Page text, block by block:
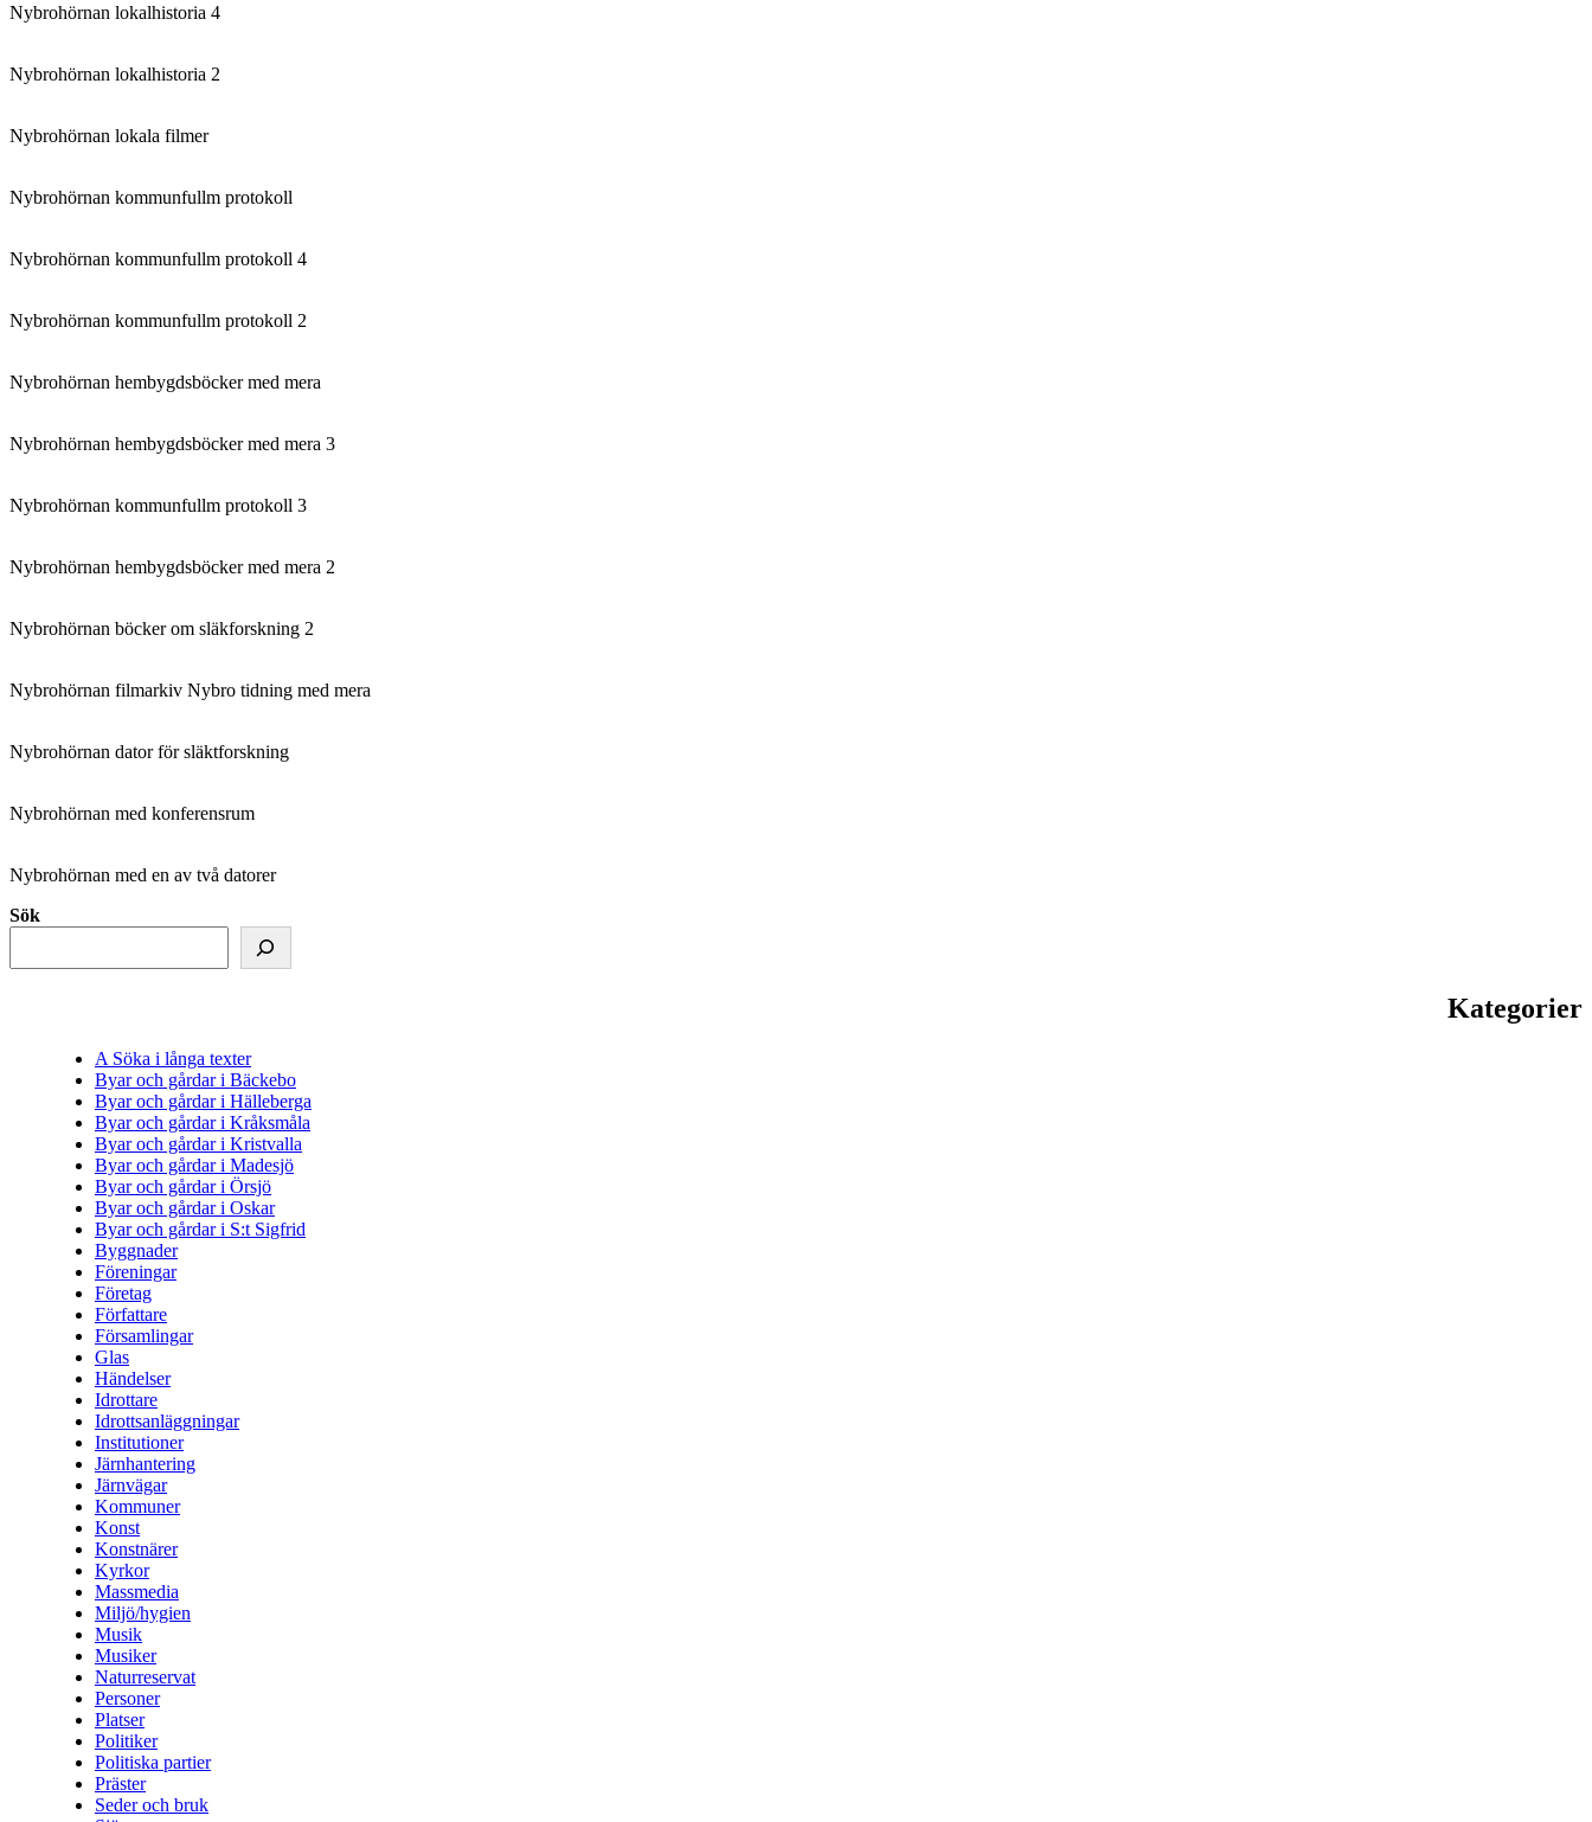
Nybrohörnan lokalhistoria 4
Nybrohörnan lokalhistoria 2
Nybrohörnan lokala filmer
Nybrohörnan kommunfullm protokoll
Nybrohörnan kommunfullm protokoll 4
Nybrohörnan kommunfullm protokoll 2
Nybrohörnan hembygdsböcker med mera
Nybrohörnan hembygdsböcker med mera 3
Nybrohörnan kommunfullm protokoll 3
Nybrohörnan hembygdsböcker med mera 2
Nybrohörnan böcker om släkforskning 2
Nybrohörnan filmarkiv Nybro tidning med mera
Nybrohörnan dator för släktforskning
Nybrohörnan med konferensrum
Nybrohörnan med en av två datorer
Sök
Kategorier
A Söka i långa texter
Byar och gårdar i Bäckebo
Byar och gårdar i Hälleberga
Byar och gårdar i Kråksmåla
Byar och gårdar i Kristvalla
Byar och gårdar i Madesjö
Byar och gårdar i Örsjö
Byar och gårdar i Oskar
Byar och gårdar i S:t Sigfrid
Byggnader
Föreningar
Företag
Författare
Församlingar
Glas
Händelser
Idrottare
Idrottsanläggningar
Institutioner
Järnhantering
Järnvägar
Kommuner
Konst
Konstnärer
Kyrkor
Massmedia
Miljö/hygien
Musik
Musiker
Naturreservat
Personer
Platser
Politiker
Politiska partier
Präster
Seder och bruk